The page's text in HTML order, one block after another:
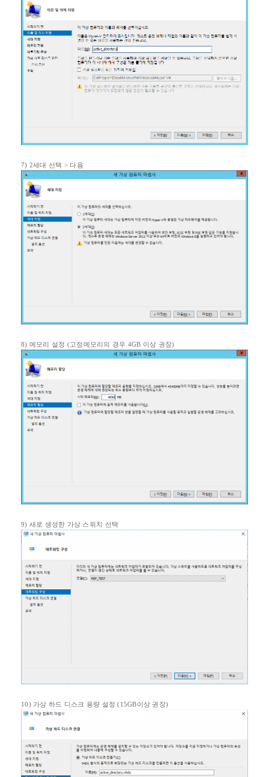
7) 2세대 선택 > 다음
8) 메모리 설정 ( 고정메모리의 경우 4GB 이상 권장)
9) 새로 생성한 가상 스위치 선택
10) 가상 하드 디스크 용량 설정 (15GB이상 권장)